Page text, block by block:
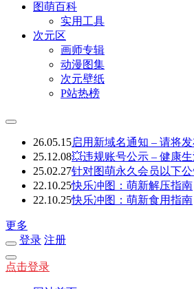
图萌百科
实用工具
次元区
画师专辑
动漫图集
次元壁纸
P站热榜
26.05.15启用新域名通知 – 请将
25.12.08💥违规账号公示 – 健康
25.02.27针对图萌永久会员以下
22.10.25快乐冲图：萌新解压指南
22.10.25快乐冲图：萌新食用指南
更多
登录 注册
点击登录